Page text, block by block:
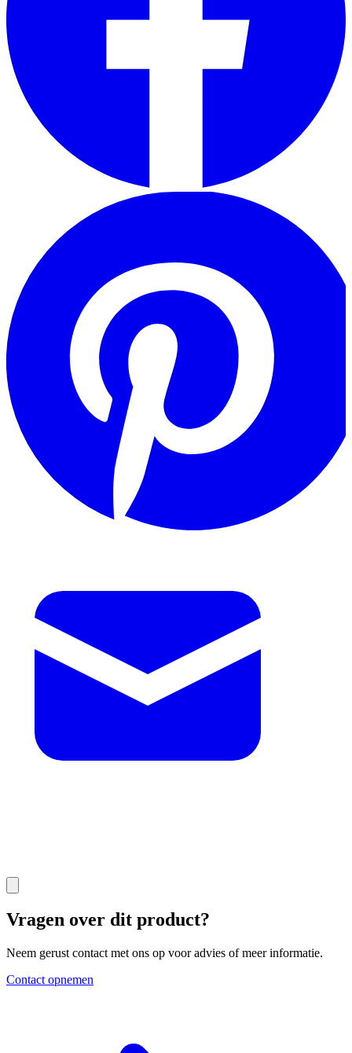
Vragen over dit product?
Neem gerust contact met ons op voor advies of meer informatie.
Contact opnemen